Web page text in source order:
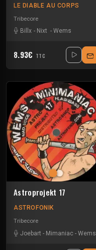
LE DIABLE AU CORPS
Tribecore
Billx - Nixt - Wems
8.93€ TTC
Astroprojekt 17
ASTROFONIK
Tribecore
Joebart - Mimaniac - Wems